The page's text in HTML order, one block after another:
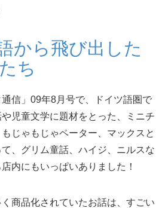
から飛び出した
ち
信」09年8月号で、ドイツ語圏で
児童文学に題材をとった、ミニチ
じゃもじゃペーター、マックスと
、グリム童話、ハイジ、ニルスな
内にもいっぱいありました！
商品化されていたお話は、すごい